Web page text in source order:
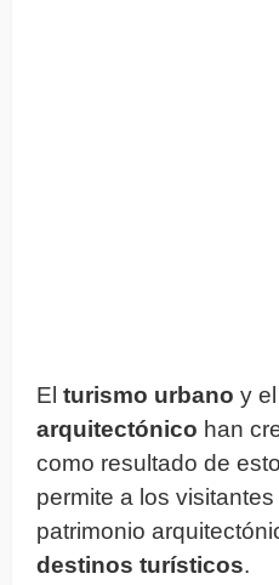
El turismo urbano y el
arquitectónico han
como resultado de
permite a los
patrimonio
destinos turísticos.